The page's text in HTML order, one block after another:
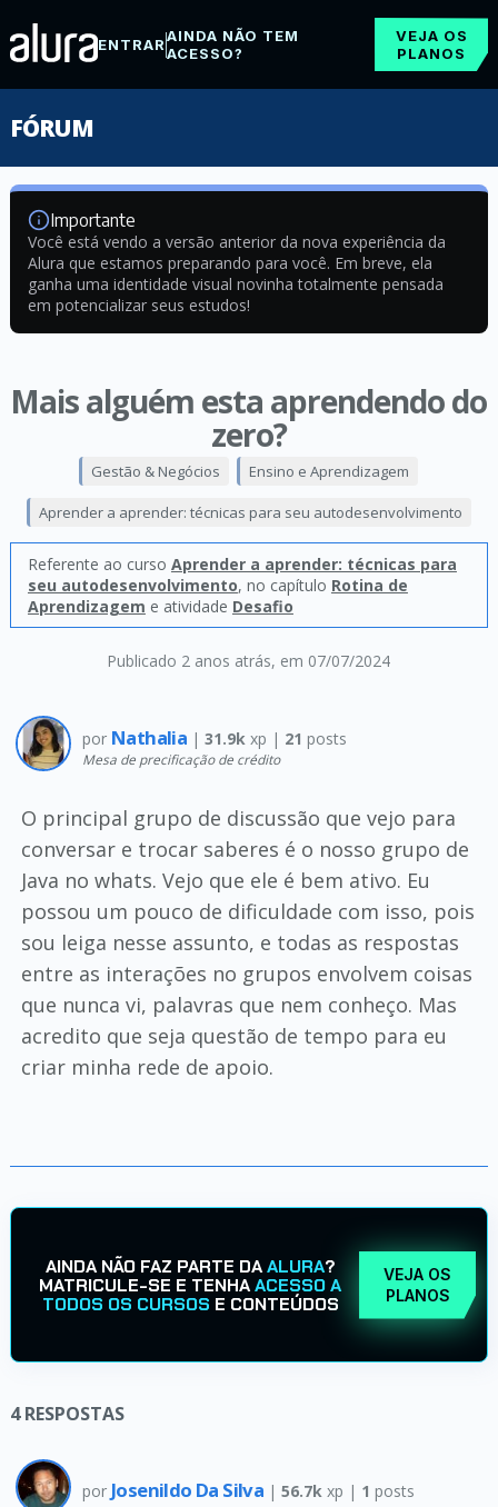
ENTRARAINDA NÃO TEM
ACESSO?
VEJA OS
PLANOS
FÓRUM
Importante
Você está vendo a versão anterior da nova experiência da
Alura que estamos preparando para você. Em breve, ela
ganha uma identidade visual novinha totalmente pensada
em potencializar seus estudos!
Mais alguém esta aprendendo do
zero?
Publicado 2 anos atrás, em 07/07/2024
Gestão & Negócios Ensino e Aprendizagem
Aprender a aprender: técnicas para seu autodesenvolvimento
Referente ao curso Aprender a aprender: técnicas para
seu autodesenvolvimento, no capítulo Rotina de
Aprendizagem e atividade Desafio
por Nathalia | 31.9k xp | 21 posts
Mesa de precificação de crédito
O principal grupo de discussão que vejo para
conversar e trocar saberes é o nosso grupo de
Java no whats. Vejo que ele é bem ativo. Eu
possou um pouco de dificuldade com isso, pois
sou leiga nesse assunto, e todas as respostas
entre as interações no grupos envolvem coisas
que nunca vi, palavras que nem conheço. Mas
acredito que seja questão de tempo para eu
criar minha rede de apoio.
AINDA NÃO FAZ PARTE DAALURA?
MATRICULE-SE E TENHAACESSO A
TODOS OS CURSOS E CONTEÚDOS
VEJA OS
PLANOS
4RESPOSTAS
por Josenildo Da Silva | 56.7k xp | 1 posts